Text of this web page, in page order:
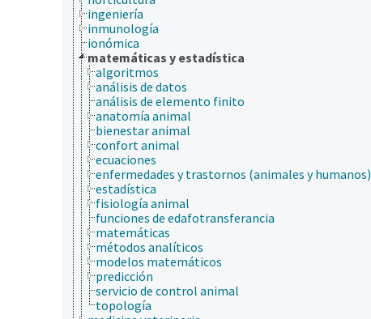
ingeniería
inmunología
ionómica
matemáticas y estadística
algoritmos
análisis de datos
análisis de elemento finito
anatomía animal
bienestar animal
confort animal
ecuaciones
enfermedades y trastornos (animales y humanos)
estadística
fisiología animal
funciones de edafotransferancia
matemáticas
métodos analíticos
modelos matemáticos
predicción
servicio de control animal
topología